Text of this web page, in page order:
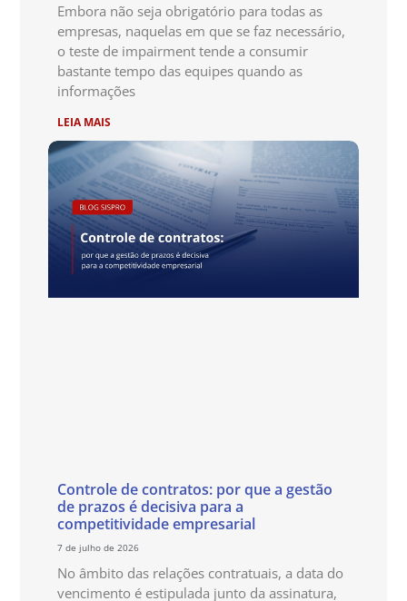
Embora não seja obrigatório para todas as
empresas, naquelas em que se faz necessário,
o teste de impairment tende a consumir
bastante tempo das equipes quando as
informações
LEIA MAIS
Controle de contratos: por que a gestão
de prazos é decisiva para a
competitividade empresarial
7 de julho de 2026
No âmbito das relações contratuais, a data do
vencimento é estipulada junto da assinatura,